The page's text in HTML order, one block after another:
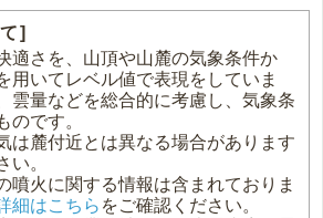
]
適さを、山頂や山麓の気象条件か
用いてレベル値で表現をしていま
雲量などを総合的に考慮し、気象条
のです。
は麓付近とは異なる場合があります
い。
噴火に関する情報は含まれておりま
細はこちら をご確認ください。